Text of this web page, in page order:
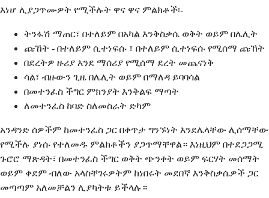
እነሆ ሊያጋጥሙዎት የሚችሉት ዋና ዋና ምልክቶች፡-
ትንፋሽ ማጠር፣ በተለይም በአካል እንቅስቃሴ ወቅት ወይም በሌሊት
ጩኸት - በተለይም ሲተነፍሱ ፣ በተለይም ሲተነፍሱ የሚሰማ ጩኸት
በደረትዎ ዙሪያ እንደ ማሰሪያ የሚሰማ ደረት መጨናነቅ
ሳል፣ ብዙውን ጊዜ በሌሊት ወይም በማለዳ ይባባሳል
በመተንፈስ ችግር ምክንያት እንቅልፍ ማጣት
ለመተንፈስ ከባድ ስለመስራት ድካም
አንዳንድ ሰዎችም ከመተንፈስ ጋር በቀጥታ ግንኙነት እንደሌላቸው ሊሰማቸው
የሚችሉ ያነሱ የተለመዱ ምልክቶችን ያጋጥማቸዋል። እነዚህም በተደጋጋሚ
ጉሮሮ ማጽዳት፣ በመተንፈስ ችግር ወቅት ጭንቀት ወይም ፍርሃት መሰማት
ወይም ቀደም ብለው አላስቸገሩዎትም ከነበሩት መደበኛ እንቅስቃሴዎች ጋር
መጣጣም አለመቻልን ሊያካትቱ ይችላሉ።